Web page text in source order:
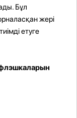
Бұл
жері
етуге